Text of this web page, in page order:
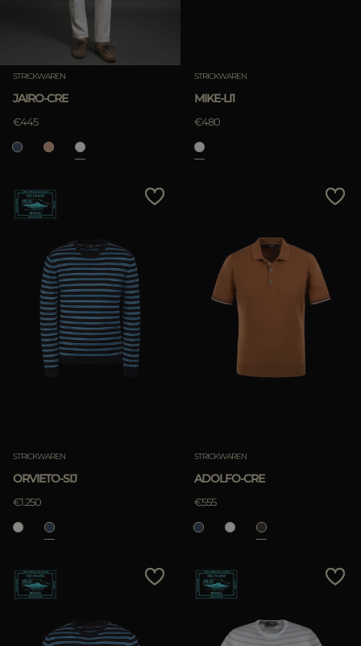
STRICKWAREN
JAIRO-CRE
€445
STRICKWAREN
MIKE-LI1
€480
STRICKWAREN
ORVIETO-SIJ
€1.250
STRICKWAREN
ADOLFO-CRE
€555